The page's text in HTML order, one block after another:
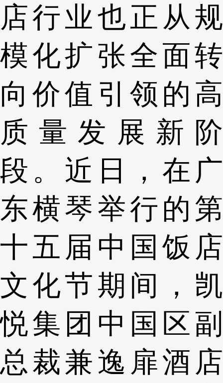
店行业也正从规
模化扩张全面转
向价值引领的高
质量发展新阶
段。近日，在广
东横琴举行的第
十五届中国饭店
文化节期间，凯
悦集团中国区副
总裁兼逸扉酒店